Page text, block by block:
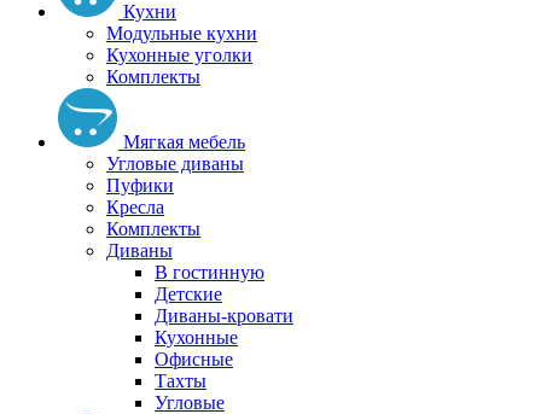
Кухни
Модульные кухни
Кухонные уголки
Комплекты
Мягкая мебель
Угловые диваны
Пуфики
Кресла
Комплекты
Диваны
В гостинную
Детские
Диваны-кровати
Кухонные
Офисные
Тахты
Угловые